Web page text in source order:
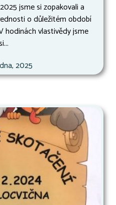
jsme si zopakovali a
o důležitém období
hodinách vlastivědy jsme
2025